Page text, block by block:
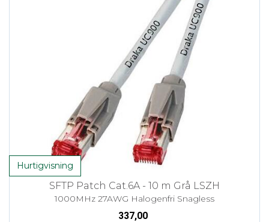
Hurtigvisning
SFTP Patch Cat.6A - 10 m Grå LSZH
1000MHz 27AWG Halogenfri Snagless
337,00